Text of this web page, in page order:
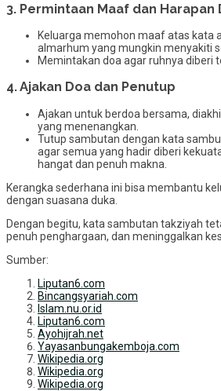
3. Permintaan Maaf dan Harapan
Keluarga memohon maaf atas kata
almarhum yang mungkin menyakiti
Memintakan doa agar ruhnya diberi
4. Ajakan Doa dan Penutup
Ajakan untuk berdoa bersama,
yang menenangkan.
Tutup sambutan dengan kata
agar semua yang hadir diberi
hangat dan penuh makna.
Kerangka sederhana ini bisa membantu
dengan suasana duka.
Dengan begitu, kata sambutan takziyah
penuh penghargaan, dan meninggalkan
Sumber:
Liputan6.com
Bincangsyariah.com
Islam.nu.or.id
Liputan6.com
Ayohijrah.net
Yayasanbungakemboja.com
Wikipedia.org
Wikipedia.org
Wikipedia.org